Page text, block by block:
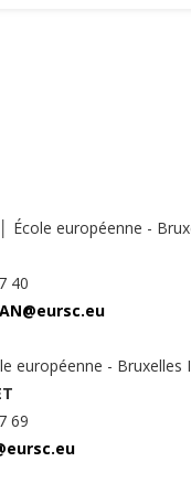
École européenne -
40
européenne - Bruxelles
69